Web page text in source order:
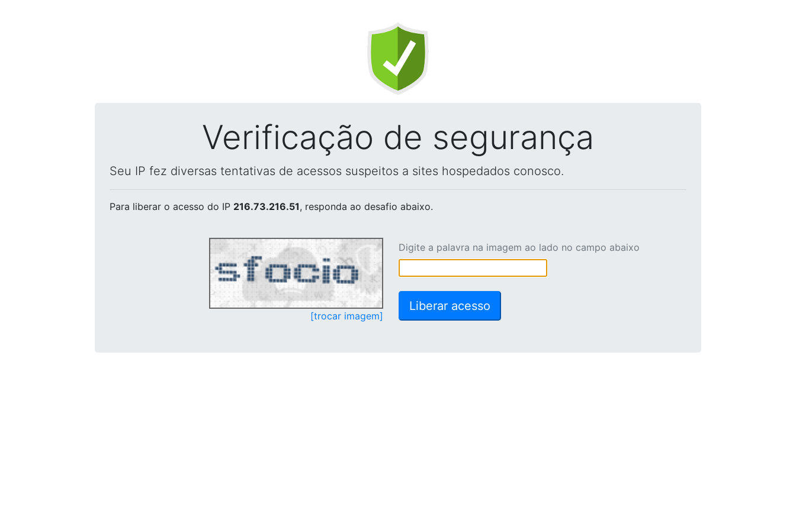
Verificação de segurança
Seu IP fez diversas tentativas de acessos suspeitos a sites hospedados conosco.
Para liberar o acesso do IP 216.73.216.51, responda ao desafio abaixo.
[trocar imagem]
Digite a palavra na imagem ao lado no campo abaixo